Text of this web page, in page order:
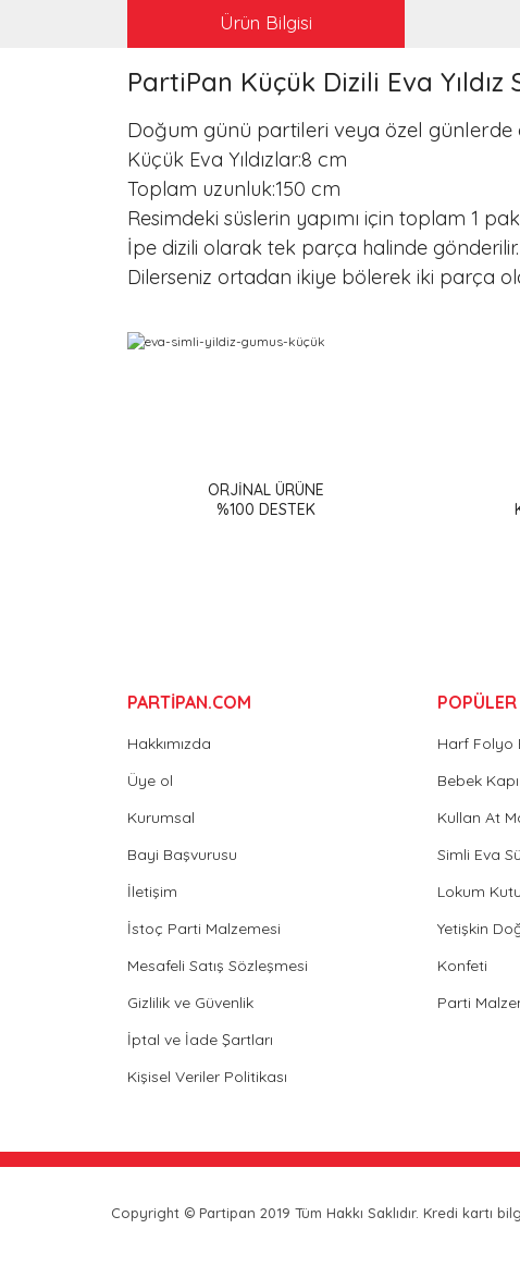
Ürün Bilgisi
PartiPan Küçük Dizili Eva Yıldız
Doğum günü partileri veya özel günlerde
Küçük Eva Yıldızlar:8 cm
Toplam uzunluk:150 cm
Resimdeki süslerin yapımı için toplam 1
İpe dizili olarak tek parça halinde
Dilerseniz ortadan ikiye bölerek iki parça
Ürün resmi kalitesiz, bozuk veya görüntülenemiyor.
ORJİNAL ÜRÜNE
%100 DESTEK
PARTİPAN.COM
Hakkımızda
Üye ol
Kurumsal
Bayi Başvurusu
İletişim
İstoç Parti Malzemesi
Mesafeli Satış Sözleşmesi
Gizlilik ve Güvenlik
İptal ve İade Şartları
Kişisel Veriler Politikası
Harf Folyo
Bebek
Kullan At
Simli Eva
Lokum
Yetişkin
Konfeti
Parti
Copyright © Partipan 2019 Tüm Hakkı Saklıdır. Kredi kartı